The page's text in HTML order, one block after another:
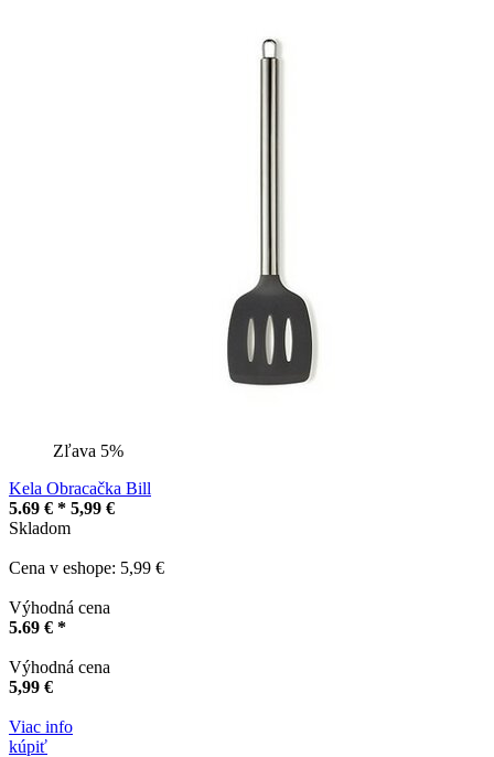
Zľava 5%
Kela Obracačka Bill
5.69 € * 5,99 €
Skladom
Cena v eshope: 5,99 €
Výhodná cena
5.69 € *
Výhodná cena
5,99 €
Viac info
kúpiť